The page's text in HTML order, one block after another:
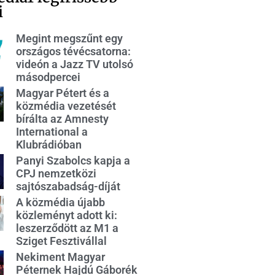
Megint megszűnt egy
országos tévécsatorna:
videón a Jazz TV utolsó
másodpercei
Magyar Pétert és a
közmédia vezetését
bírálta az Amnesty
International a
Klubrádióban
Panyi Szabolcs kapja a
CPJ nemzetközi
sajtószabadság-díját
A közmédia újabb
közleményt adott ki:
leszerződött az M1 a
Sziget Fesztivállal
Nekiment Magyar
Péternek Hajdú Gáborék